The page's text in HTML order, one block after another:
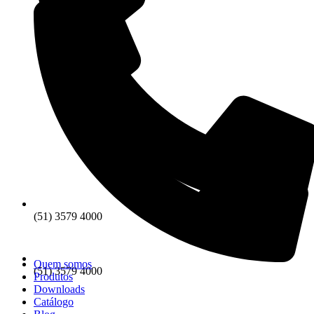
(51) 3579 4000
(51) 3579 4000
Quem somos
Produtos
Downloads
Catálogo